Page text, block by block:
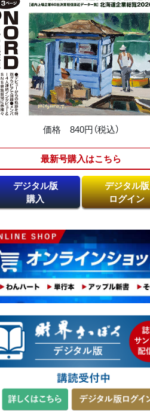
価格 840円（税込）
最新号購入はこちら​
デジタル版
購入
デジタル版
ログイン